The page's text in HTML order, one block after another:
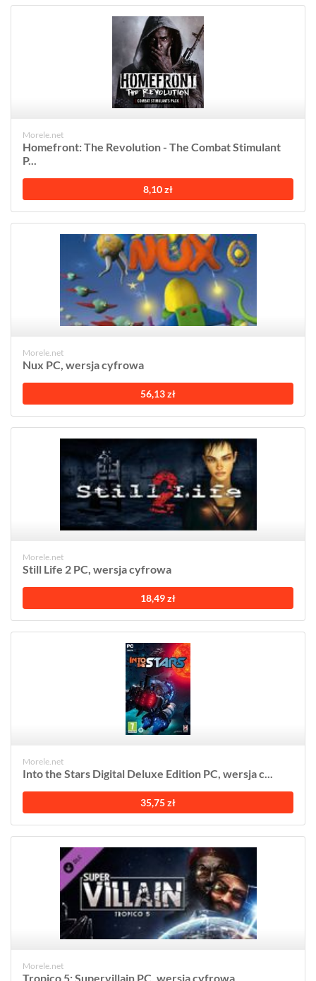
Morele.net
Homefront: The Revolution - The Combat Stimulant
P...
8,10 zł
Morele.net
Nux PC, wersja cyfrowa
56,13 zł
Morele.net
Still Life 2 PC, wersja cyfrowa
18,49 zł
Morele.net
Into the Stars Digital Deluxe Edition PC, wersja c...
35,75 zł
Morele.net
Tropico 5: Supervillain PC, wersja cyfrowa